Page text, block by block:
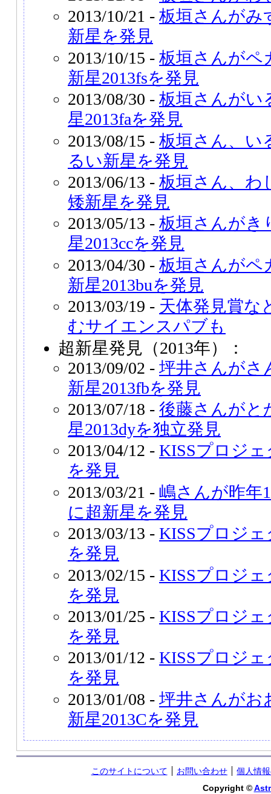
2013/10/21 - 板垣さんがみ
新星を発見
2013/10/15 - 板垣さんがペ
新星2013fsを発見
2013/08/30 - 板垣さんがい
星2013faを発見
2013/08/15 - 板垣さん、い
るい新星を発見
2013/06/13 - 板垣さん、わ
矮新星を発見
2013/05/13 - 板垣さんがき
星2013ccを発見
2013/04/30 - 板垣さんがペ
新星2013buを発見
2013/03/19 - 天体発見賞
むサイエンスパブも
超新星発見（2013年）：
2013/09/02 - 坪井さんがさ
新星2013fbを発見
2013/07/18 - 後藤さんがと
星2013dyを独立発見
2013/04/12 - KISSプロジェ
を発見
2013/03/21 - 嶋さんが昨年
に超新星を発見
2013/03/13 - KISSプロジェ
を発見
2013/02/15 - KISSプロジ
を発見
2013/01/25 - KISSプロジェ
を発見
2013/01/12 - KISSプロジ
を発見
2013/01/08 - 坪井さんがお
新星2013Cを発見
このサイトについて お問い合わせ
個人情
Copyright ©